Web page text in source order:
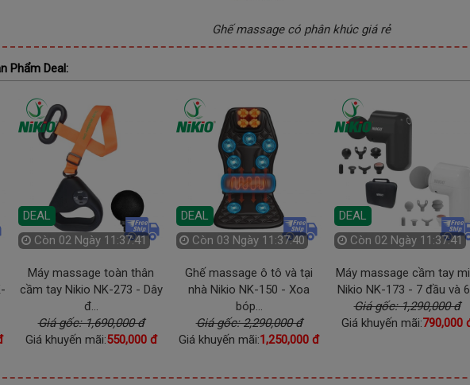
Ghế massage có phân khúc giá rẻ
Phẩm Deal:
DEAL
Còn03 Ngày 11:37:39
Ghế massage ô tô và tại
nhà Nikio NK-150 - Xoa
bóp...
Giá gốc: 2,290,000 đ
Giá khuyến mãi:1,250,000 đ
DEAL
Còn02 Ngày 11:37:40
Máy massage cầm tay mini
Nikio NK-173 - 7 đầu và 6...
Giá gốc: 1,290,000 đ
Giá khuyến mãi:790,000 đ
DEAL
Còn02 Ngày 11:37:40
Súng (máy) massage cầm
tay toàn thân Nikio NK-273
...
Giá gốc: 1,690,000 đ